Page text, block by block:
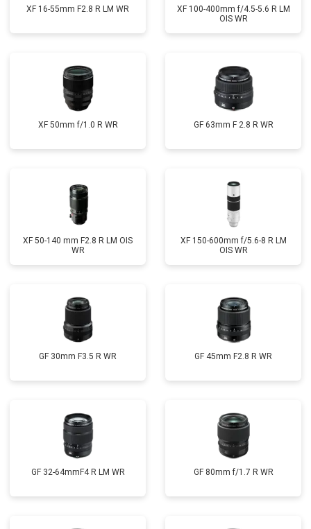
XF 16-55mm F2.8 R LM WR
XF 100-400mm f/4.5-5.6 R LM
OIS WR
XF 50mm f/1.0 R WR GF 63mm F 2.8 R WR
XF 50-140 mm F2.8 R LM OIS
WR
XF 150-600mm f/5.6-8 R LM
OIS WR
GF 30mm F3.5 R WR GF 45mm F2.8 R WR
GF 32-64mmF4 R LM WR GF 80mm f/1.7 R WR